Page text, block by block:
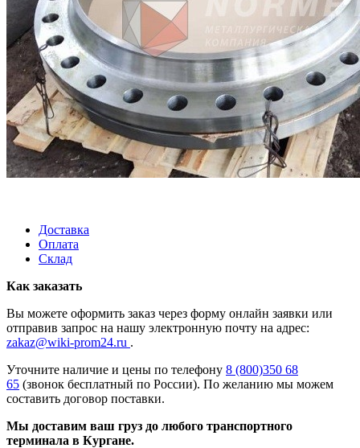
Доставка
Оплата
Склад
Как заказать
Вы можете оформить заказ через форму онлайн заявки или
отправив запрос на нашу электронную почту на адрес:
zakaz@wiki-prom24.ru .
Уточните наличие и цены по телефону 8 (800)350 68
65 (звонок бесплатный по России). По желанию мы можем
составить договор поставки.
Мы доставим ваш груз до любого транспортного
терминала в Кургане.